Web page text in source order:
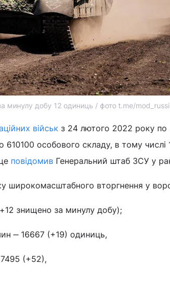
минулу добу 12 одиниць / фото t.me/
військ з 24 лютого 2022 року по
610100 особового складу, в тому числі
повідомив Генеральний штаб ЗСУ у
широкомасштабного вторгнення у
знищено за минулу добу);
‒ 16667 (+19) одиниць,
(+52),